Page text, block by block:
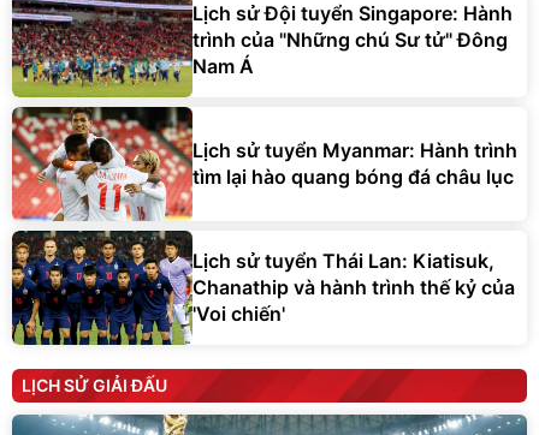
Lịch sử Đội tuyển Singapore: Hành
trình của "Những chú Sư tử" Đông
Nam Á
Lịch sử tuyển Myanmar: Hành trình
tìm lại hào quang bóng đá châu lục
Lịch sử tuyển Thái Lan: Kiatisuk,
Chanathip và hành trình thế kỷ của
'Voi chiến'
LỊCH SỬ GIẢI ĐẤU